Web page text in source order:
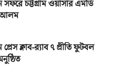
সফরে চট্টগ্রাম ওয়াসার এমডি
আলম
প্রেস ক্লাব-র‌্যাব ৭ প্রীতি ফুটবল